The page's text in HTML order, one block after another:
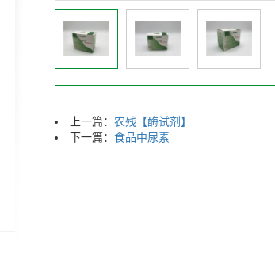
上一篇： 农残【酶试剂】
下一篇： 食品中尿素